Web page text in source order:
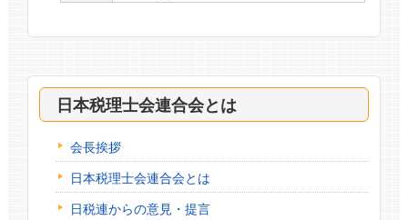
日本税理士会連合会とは
会長挨拶
日本税理士会連合会とは
日税連からの意見・提言